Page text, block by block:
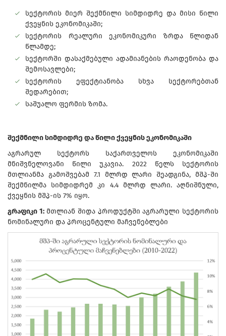
სექტორის მიერ შექმნილი სიმდიდრე და მისი წილი
ქვეყნის ეკონომიკაში;
სექტორის რეალური ეკონომიკური ზრდა წლიდან
წლამდე;
სექტორში დასაქმებული ადამიანების რაოდენობა და
შემოსავლები;
სექტორის ეფექტიანობა სხვა სექტორებთან
შედარებით;
საშუალო ფერმის ზომა.
შექმნილი სიმდიდრე და წილი ქვეყნის ეკონომიკაში
აგრარულ სექტორს საქართველოს ეკონომიკაში
მნიშვნელოვანი წილი უკავია. 2022 წელს სექტორის
მთლიანმა გამოშვებამ 7.1 მლრდ ლარი შეადგინა, მშპ-ში
შექმნილმა სიმდიდრემ კი 4.4 მლრდ ლარი. აღნიშნული,
ქვეყნის მშპ-ის 7% იყო.
გრაფიკი 1:მთლიან შიდა პროდუქტში აგრარული სექტორის
ნომინალური და პროცენტული მაჩვენებლები